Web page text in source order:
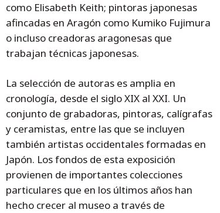
como Elisabeth Keith; pintoras japonesas
afincadas en Aragón como Kumiko Fujimura
o incluso creadoras aragonesas que
trabajan técnicas japonesas.
La selección de autoras es amplia en
cronología, desde el siglo XIX al XXI. Un
conjunto de grabadoras, pintoras, calígrafas
y ceramistas, entre las que se incluyen
también artistas occidentales formadas en
Japón. Los fondos de esta exposición
provienen de importantes colecciones
particulares que en los últimos años han
hecho crecer al museo a través de